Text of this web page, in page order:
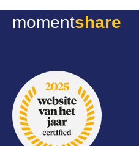
momentshare